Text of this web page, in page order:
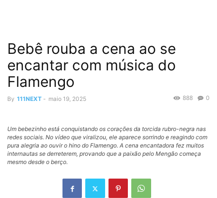
Bebê rouba a cena ao se
encantar com música do
Flamengo
By 111NEXT - maio 19, 2025 0
888
Um bebezinho está conquistando os corações da torcida rubro-negra nas
redes sociais. No vídeo que viralizou, ele aparece sorrindo e reagindo com
pura alegria ao ouvir o hino do Flamengo. A cena encantadora fez muitos
internautas se derreterem, provando que a paixão pelo Mengão começa
mesmo desde o berço.